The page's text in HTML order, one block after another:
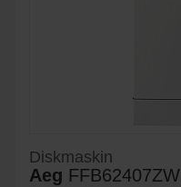
Diskmaskin
Aeg FFB62407ZW